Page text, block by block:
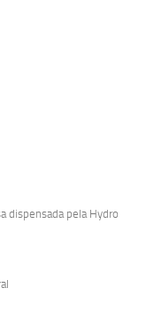
dispensada pela Hydro